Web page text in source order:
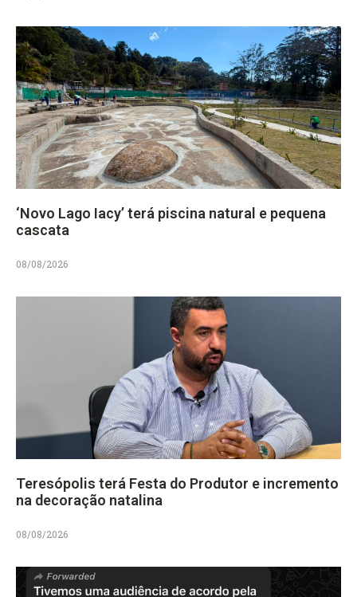
‘Novo Lago Iacy’ terá piscina natural e pequena
cascata
08/08/2026
Teresópolis terá Festa do Produtor e incremento
na decoração natalina
08/08/2026